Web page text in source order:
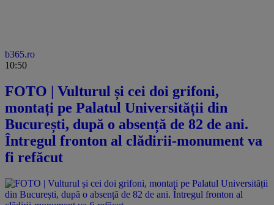
b365.ro
10:50
FOTO | Vulturul și cei doi grifoni,
montați pe Palatul Universității din
București, după o absență de 82 de ani.
Întregul fronton al clădirii-monument va
fi refăcut